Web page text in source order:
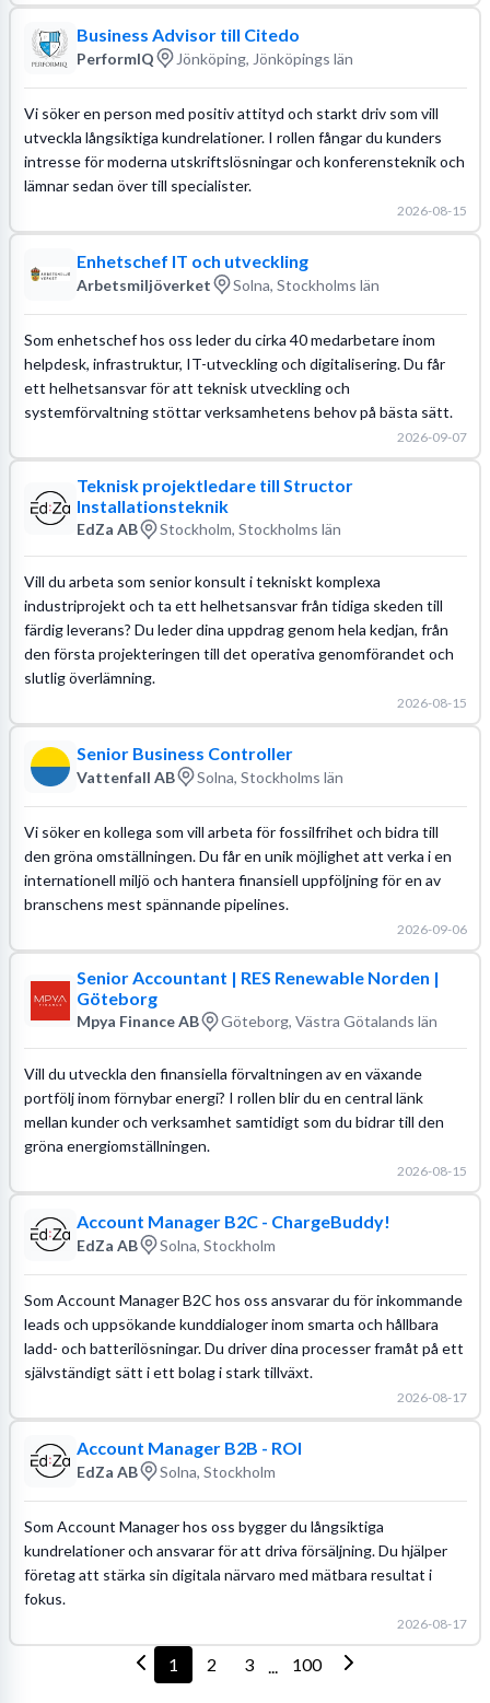
Business Advisor till Citedo
PerformIQ Jönköping, Jönköpings län
Vi söker en person med positiv attityd och starkt driv som vill
utveckla långsiktiga kundrelationer. I rollen fångar du kunders
intresse för moderna utskriftslösningar och konferensteknik och
lämnar sedan över till specialister.
2026-08-15
Enhetschef IT och utveckling
Arbetsmiljöverket Solna, Stockholms län
Som enhetschef hos oss leder du cirka 40 medarbetare inom
helpdesk, infrastruktur, IT-utveckling och digitalisering. Du får
ett helhetsansvar för att teknisk utveckling och
systemförvaltning stöttar verksamhetens behov på bästa sätt.
2026-09-07
Teknisk projektledare till Structor
Installationsteknik
EdZa AB Stockholm, Stockholms län
Vill du arbeta som senior konsult i tekniskt komplexa
industriprojekt och ta ett helhetsansvar från tidiga skeden till
färdig leverans? Du leder dina uppdrag genom hela kedjan, från
den första projekteringen till det operativa genomförandet och
slutlig överlämning.
2026-08-15
Senior Business Controller
Vattenfall AB Solna, Stockholms län
Vi söker en kollega som vill arbeta för fossilfrihet och bidra till
den gröna omställningen. Du får en unik möjlighet att verka i en
internationell miljö och hantera finansiell uppföljning för en av
branschens mest spännande pipelines.
2026-09-06
Senior Accountant | RES Renewable Norden |
Göteborg
Mpya Finance AB Göteborg, Västra Götalands län
Vill du utveckla den finansiella förvaltningen av en växande
portfölj inom förnybar energi? I rollen blir du en central länk
mellan kunder och verksamhet samtidigt som du bidrar till den
gröna energiomställningen.
2026-08-15
Account Manager B2C - ChargeBuddy!
EdZa AB Solna, Stockholm
Som Account Manager B2C hos oss ansvarar du för inkommande
leads och uppsökande kunddialoger inom smarta och hållbara
ladd- och batterilösningar. Du driver dina processer framåt på ett
självständigt sätt i ett bolag i stark tillväxt.
2026-08-17
Account Manager B2B - ROI
EdZa AB Solna, Stockholm
Som Account Manager hos oss bygger du långsiktiga
kundrelationer och ansvarar för att driva försäljning. Du hjälper
företag att stärka sin digitala närvaro med mätbara resultat i
fokus.
2026-08-17
1 2 3 ... 100